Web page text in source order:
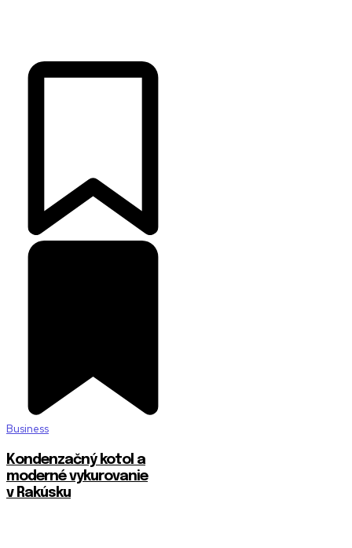
Business
Kondenzačný kotol a
moderné vykurovanie
v Rakúsku